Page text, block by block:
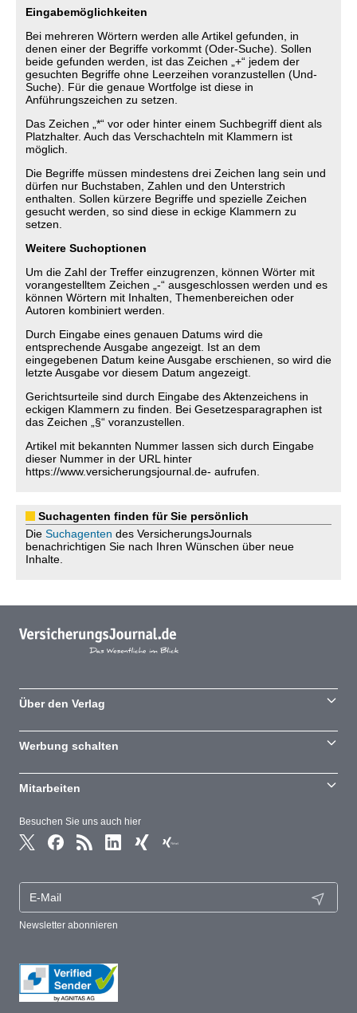
Eingabemöglichkeiten
Bei mehreren Wörtern werden alle Artikel gefunden, in
denen einer der Begriffe vorkommt (Oder-Suche). Sollen
beide gefunden werden, ist das Zeichen „+“ jedem der
gesuchten Begriffe ohne Leerzeihen voranzustellen (Und-
Suche). Für die genaue Wortfolge ist diese in
Anführungszeichen zu setzen.
Das Zeichen „*“ vor oder hinter einem Suchbegriff dient als
Platzhalter. Auch das Verschachteln mit Klammern ist
möglich.
Die Begriffe müssen mindestens drei Zeichen lang sein und
dürfen nur Buchstaben, Zahlen und den Unterstrich
enthalten. Sollen kürzere Begriffe und spezielle Zeichen
gesucht werden, so sind diese in eckige Klammern zu
setzen.
Weitere Suchoptionen
Um die Zahl der Treffer einzugrenzen, können Wörter mit
vorangestelltem Zeichen „-“ ausgeschlossen werden und es
können Wörtern mit Inhalten, Themenbereichen oder
Autoren kombiniert werden.
Durch Eingabe eines genauen Datums wird die
entsprechende Ausgabe angezeigt. Ist an dem
eingegebenen Datum keine Ausgabe erschienen, so wird die
letzte Ausgabe vor diesem Datum angezeigt.
Gerichtsurteile sind durch Eingabe des Aktenzeichens in
eckigen Klammern zu finden. Bei Gesetzesparagraphen ist
das Zeichen „§“ voranzustellen.
Artikel mit bekannten Nummer lassen sich durch Eingabe
dieser Nummer in der URL hinter
https://www.versicherungsjournal.de- aufrufen.
Suchagenten finden für Sie persönlich
Die Suchagenten des VersicherungsJournals
benachrichtigen Sie nach Ihren Wünschen über neue
Inhalte.
Besuchen Sie uns auch hier
Newsletter abonnieren
Über den Verlag
Werbung schalten
Mitarbeiten